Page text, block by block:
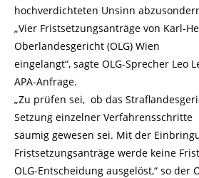
hochverdichteten Unsinn
„Vier Fristsetzungsanträge von Karl-
Oberlandesgericht (OLG) Wien
eingelangt“, sagte OLG-Sprecher Leo
APA-Anfrage.
„Zu prüfen sei, ob das
Setzung einzelner Verfahrensschritte
säumig gewesen sei. Mit der
Fristsetzungsanträge werde keine
OLG-Entscheidung ausgelöst,“ so der